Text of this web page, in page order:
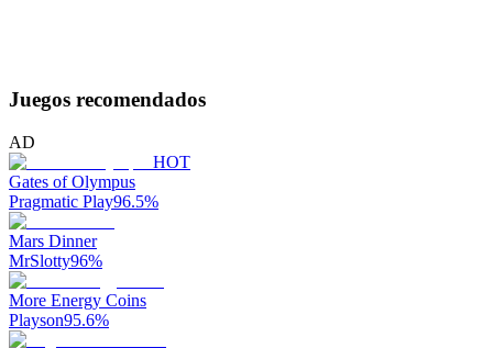
Juegos recomendados
AD
HOT
Gates of Olympus
Pragmatic Play96.5%
Mars Dinner
MrSlotty96%
More Energy Coins
Playson95.6%